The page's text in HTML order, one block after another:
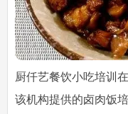
厨仟艺餐饮小吃培训
该机构提供的卤肉饭